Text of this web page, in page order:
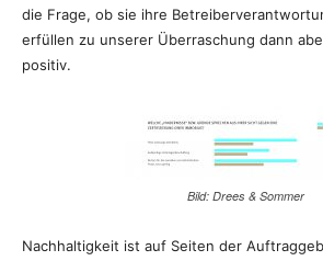
die Frage, ob sie ihre
erfüllen zu unserer Überraschung dann
positiv.
Bild: Drees & Sommer
Nachhaltigkeit ist auf Seiten der